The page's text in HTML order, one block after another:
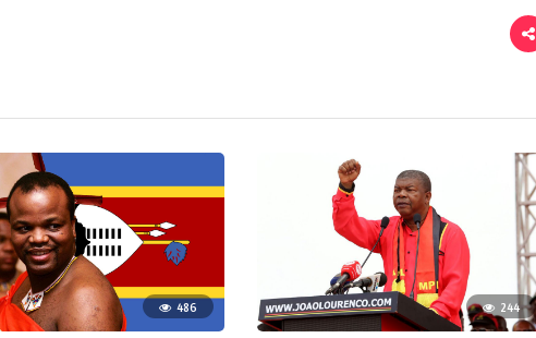
486 244